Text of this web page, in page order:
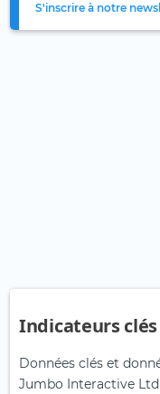
S'inscrire à notre
Indicateurs clés
Données clés et
Jumbo Interactive Ltd